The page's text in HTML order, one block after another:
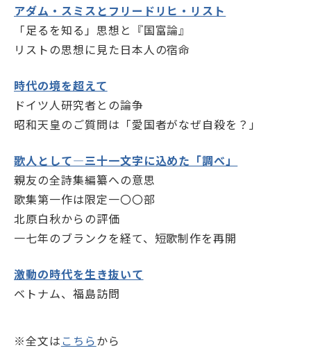
アダム・スミスとフリードリヒ・リスト
「足るを知る」思想と『国富論』
リストの思想に見た日本人の宿命
時代の境を超えて
ドイツ人研究者との論争
昭和天皇のご質問は「愛国者がなぜ自殺を？」
歌人として―三十一文字に込めた「調べ」
親友の全詩集編纂への意思
歌集第一作は限定一〇〇部
北原白秋からの評価
一七年のブランクを経て、短歌制作を再開
激動の時代を生き抜いて
ベトナム、福島訪問
※全文は こちらから